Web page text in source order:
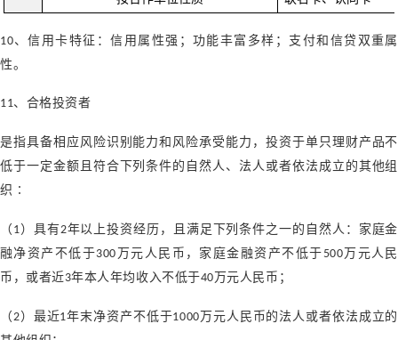
10、信用卡特征：信用属性强；功能丰富多样；支付和信贷双重属
性。
11、合格投资者
是指具备相应风险识别能力和风险承受能力，投资于单只理财产品不
低于一定金额且符合下列条件的自然人、法人或者依法成立的其他组
织 ∶
（ 1）具有2年以上投资经历，且满足下列条件之一的自然人 ： 家庭金
融净资产不低于300 万元人民币，家庭金融资产不低于 500 万元人民
币，或者近3年本人年均收入不低于40 万元人民币 ；
（2）最近1年末净资产不低于1000 万元人民币的法人或者依法成立的